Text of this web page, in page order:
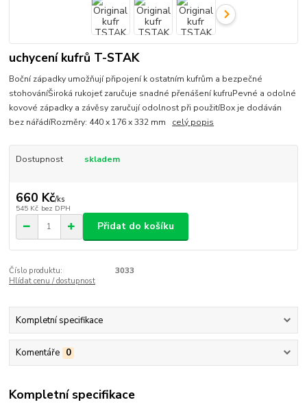
uchycení kufrů T-STAK
Boční západky umožňují připojení k ostatním kufrům a bezpečné
stohováníŠiroká rukojeť zaručuje snadné přenášení kufruPevné a odolné
kovové západky a závěsy zaručují odolnost při použitíBox je dodáván
bez nářádíRozměry: 440 x 176 x 332 mm celý popis
Dostupnost skladem
660 Kč/ks
545 Kč bez DPH
Přidat do košíku
Číslo produktu:
3033
Hlídat cenu / dostupnost
Kompletní specifikace
Komentáře 0
Kompletní specifikace